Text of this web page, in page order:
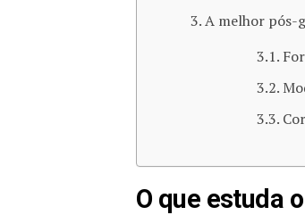
A melhor pós-
O que estuda